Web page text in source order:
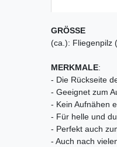
GRÖSSE
(ca.): Fliegenpilz
MERKMALE:
- Die Rückseite
- Geeignet zum
- Kein Aufnähen
- Für helle und
- Perfekt auch
- Auch nach